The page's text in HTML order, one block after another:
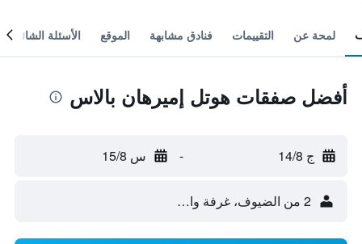
لمحة عن التقييمات فنادق مشابهة الموقع الأسئلة الشائعة
أفضل صفقات هوتل إميرهان بالاس
ج 14/8 - س 15/8
2 من الضيوف، غرفة واحدة